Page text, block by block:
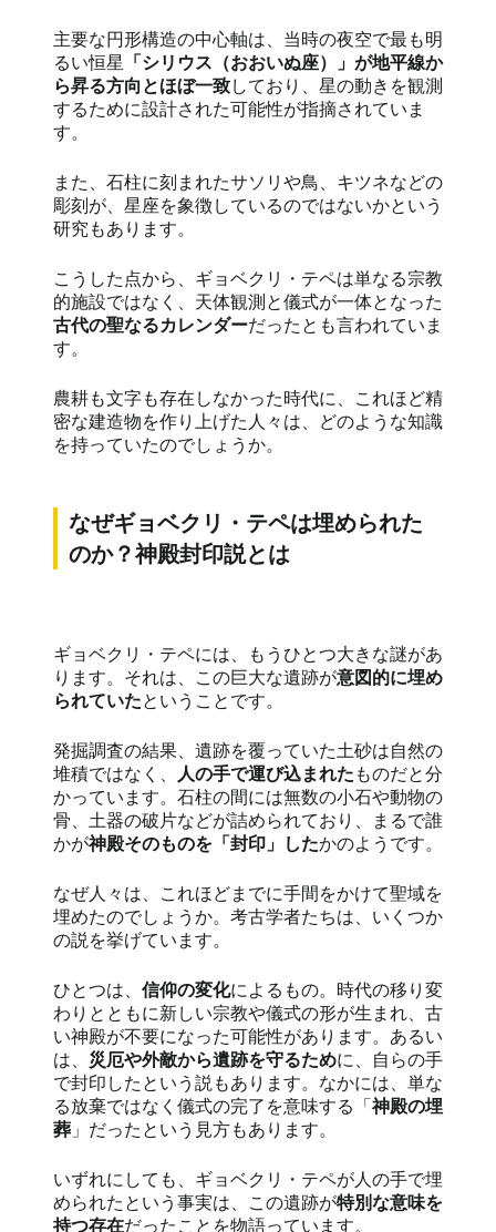
主要な円形構造の中心軸は、当時の夜空で最も明
るい恒星
「シリウス（おおいぬ座）」が地平線か
ら昇る方向とほぼ一致しており、星の動きを観測
するために設計された可能性が指摘されていま
す。
また、石柱に刻まれたサソリや鳥、キツネなどの
彫刻が、星座を象徴しているのではないかという
研究もあります。
こうした点から、ギョベクリ・テペは単なる宗教
的施設ではなく、天体観測と儀式が一体となった
古代の聖なるカレンダーだったとも言われていま
す。
農耕も文字も存在しなかった時代に、これほど精
密な建造物を作り上げた人々は、どのような知識
を持っていたのでしょうか。
なぜギョベクリ・テペは埋められた
のか？神殿封印説とは
ギョベクリ・テペには、もうひとつ大きな謎があ
ります。それは、この巨大な遺跡が意図的に埋め
られていたということです。
発掘調査の結果、遺跡を覆っていた土砂は自然の
堆積ではなく、
人の手で運び込まれた ものだと分
かっています。石柱の間には無数の小石や動物の
骨、土器の破片などが詰められており、まるで誰
かが神殿そのものを「封印」したかのようです。
なぜ人々は、これほどまでに手間をかけて聖域を
埋めたのでしょうか。考古学者たちは、いくつか
の説を挙げています。
ひとつは、 信仰の変化によるもの。時代の移り変
わりとともに新しい宗教や儀式の形が生まれ、古
い神殿が不要になった可能性があります。あるい
は、 災厄や外敵から遺跡を守るために、自らの手
で封印したという説もあります。なかには、単な
る放棄ではなく儀式の完了を意味する「 神殿の埋
葬 」だったという見方もあります。
いずれにしても、ギョベクリ・テペが人の手で埋
められたという事実は、この遺跡が特別な意味を
持つ存在だったことを物語っています。